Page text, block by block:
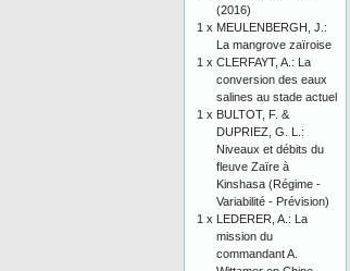
(2016)
1 x MEULENBERGH, J.:
La mangrove zaïroise
1 x CLERFAYT, A.: La
conversion des eaux
salines au stade actuel
1 x BULTOT, F. &
DUPRIEZ, G. L.:
Niveaux et débits du
fleuve Zaïre à
Kinshasa (Régime -
Variabilité - Prévision)
1 x LEDERER, A.: La
mission du
commandant A.